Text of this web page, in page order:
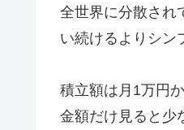
全世界に分散され
い続けるよりシン
積立額は月1万円
金額だけ見ると少